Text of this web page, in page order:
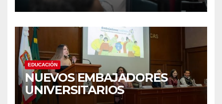
EDUCACIÓN
NUEVOS EMBAJADORES
UNIVERSITARIOS